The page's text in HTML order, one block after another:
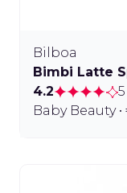
Bilboa
Bimbi Latte
4.2
Baby Beauty